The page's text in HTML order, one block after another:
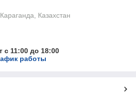
Казахстан
с 11:00 до 18:00
работы